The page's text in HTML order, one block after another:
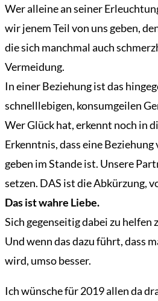
Wer alleine an seiner
wir jenem Teil von uns geben,
die sich manchmal auch
Vermeidung.
In einer Beziehung ist das
schnelllebigen, konsumgeilen
Wer Glück hat, erkennt noch in
Erkenntnis, dass eine
geben im Stande ist. Unsere
setzen. DAS ist die Abkürzung,
Das ist wahre Liebe.
Sich gegenseitig dabei zu helfen
Und wenn das dazu führt, dass
wird, umso besser.
Ich wünsche für 2019 allen da